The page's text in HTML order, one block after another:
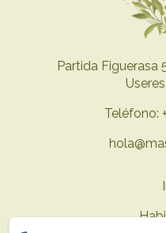
Partida Figuerasa
Teléfono: